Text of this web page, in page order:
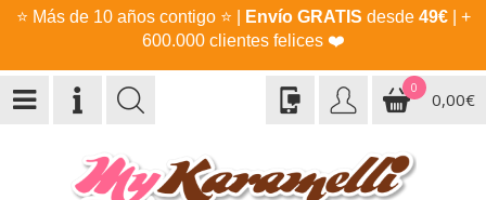
⭐ Más de 10 años contigo ⭐ Envío GRATIS desde 49€| +
600.000 clientes felices ❤️
0
0,00€